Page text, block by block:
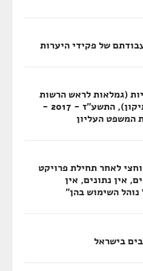
של פקידי היערות
(גמלאות לראש הרשות
וסגניו) (תיקון מס' 2) (תיקון), התשע"ז - 2017 -
המשפט העליון
לאחר תחילת פרויקט
אין נתונים, אין
השימוש בהן"
בישראל